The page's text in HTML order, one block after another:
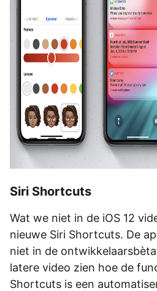
Siri Shortcuts
Wat we niet in de iOS 12
nieuwe Siri Shortcuts. De
niet in de
latere video zien hoe de
Shortcuts is een